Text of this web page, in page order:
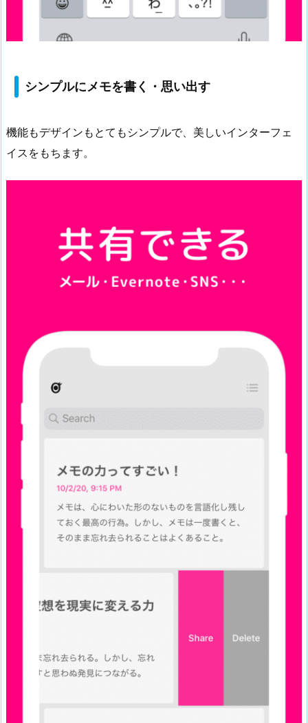
シンプルにメモを書く・思い出す
機能もデザインもとてもシンプルで、美しいインターフェ
イスをもちます。